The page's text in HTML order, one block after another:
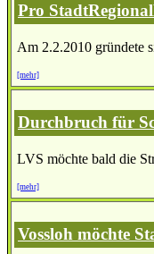
Pro
Am 2.2.2010 gründete
[mehr]
Durchbruch für
LVS möchte bald die
[mehr]
Vossloh möchte